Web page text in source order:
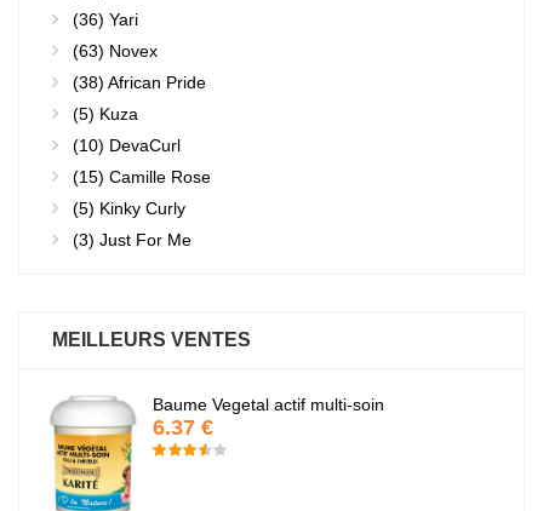
(36) Yari
(63) Novex
(38) African Pride
(5) Kuza
(10) DevaCurl
(15) Camille Rose
(5) Kinky Curly
(3) Just For Me
MEILLEURS VENTES
Baume Vegetal actif multi-soin
6.37 €